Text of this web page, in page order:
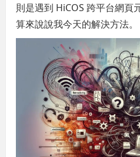
則是遇到 HiCOS 跨平台網頁
算來說說我今天的解決方法。